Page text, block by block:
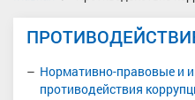
Нормативно-правовые и
противодействия